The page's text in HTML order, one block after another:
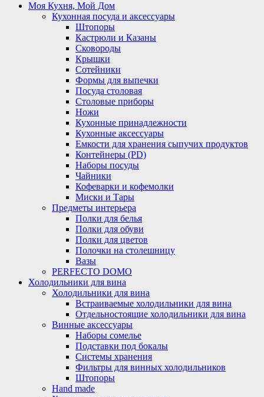
Моя Кухня, Мой Дом
Кухонная посуда и аксессуары
Штопоры
Кастрюли и Казаны
Сковороды
Крышки
Сотейники
Формы для выпечки
Посуда столовая
Столовые приборы
Ножи
Кухонные принадлежности
Кухонные аксессуары
Емкости для хранения сыпучих продуктов
Контейнеры (PD)
Наборы посуды
Чайники
Кофеварки и кофемолки
Миски и Тары
Предметы интерьера
Полки для белья
Полки для обуви
Полки для цветов
Полочки на столешницу
Вазы
PERFECTO DOMO
Холодильники для вина
Холодильники для вина
Встраиваемые холодильники для вина
Отдельностоящие холодильники для вина
Винные аксессуары
Наборы сомелье
Подставки под бокалы
Системы хранения
Фильтры для винных холодильников
Штопоры
Hand made